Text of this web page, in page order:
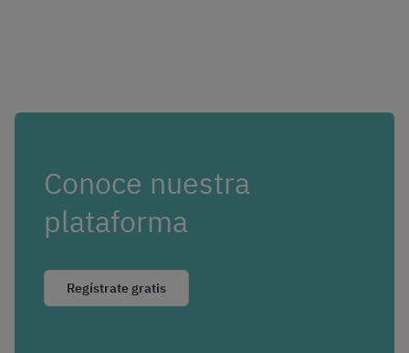
Conoce nuestra
plataforma
Regístrate gratis